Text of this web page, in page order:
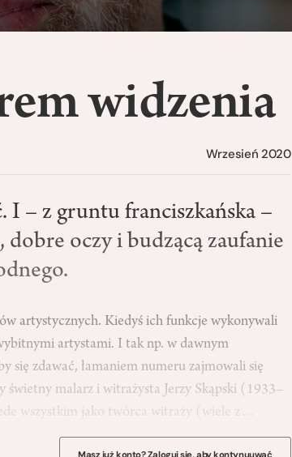
widzenia
Wrzesień 2020
I – z gruntu franciszkańska –
oczy i budzącą zaufanie
artystycznych. Kiedyś ich funkcje wykonywali
artystami. I tak np. w dawnym
się zdawać, łamaniem numeru zajmowali się
świetny malarz i witrażysta Jerzy Skąpski (1933–
wszystkim jako twórca witraży (wiele z…